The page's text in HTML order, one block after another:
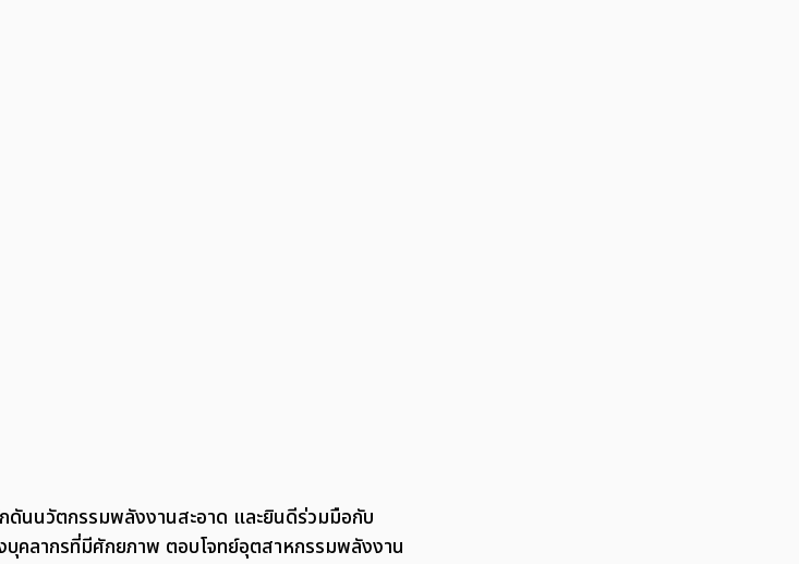
ดันนวัตกรรมพลังงานสะอาด และยินดีร่วมมือกับ
คลากรที่มีศักยภาพ ตอบโจทย์อุตสาหกรรมพลังงาน